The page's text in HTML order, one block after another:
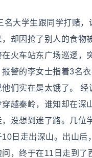
名大学生跟同学打赌
，却因抢了别人的食物
在火车站东广场巡逻，
报警的李女士指着3名
们实在是太饿了。
穿越秦岭，谁知却在深
没想到迷了路。几位
日走出深山。出山后
问，终于在11日走到